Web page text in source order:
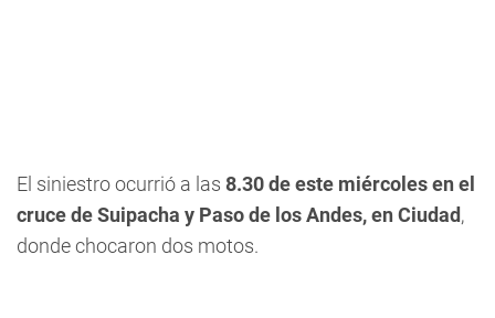
El siniestro ocurrió a las 8.30 de este miércoles en el
cruce de Suipacha y Paso de los Andes, en Ciudad,
donde chocaron dos motos.